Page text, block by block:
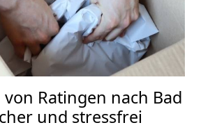
von Ratingen nach Bad
und stressfrei